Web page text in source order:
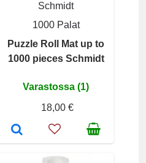
Schmidt
1000 Palat
Puzzle Roll Mat up to
1000 pieces Schmidt
Varastossa (1)
18,00 €